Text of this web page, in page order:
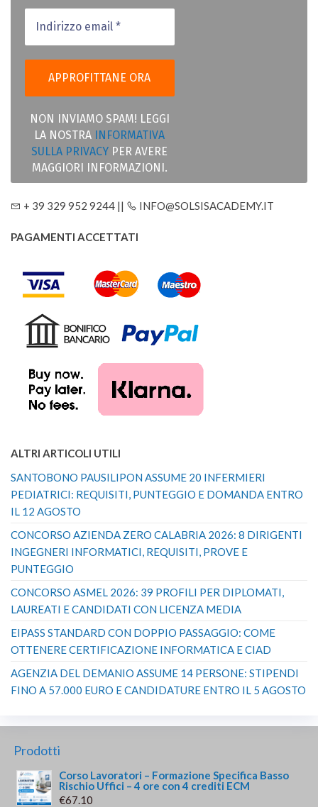
NON INVIAMO SPAM! LEGGI
LA NOSTRA INFORMATIVA
SULLA PRIVACY PER AVERE
MAGGIORI INFORMAZIONI.
+ 39 329 952 9244 || INFO@SOLSISACADEMY.IT
PAGAMENTI ACCETTATI
ALTRI ARTICOLI UTILI
SANTOBONO PAUSILIPON ASSUME 20 INFERMIERI
PEDIATRICI: REQUISITI, PUNTEGGIO E DOMANDA ENTRO
IL 12 AGOSTO
CONCORSO AZIENDA ZERO CALABRIA 2026: 8 DIRIGENTI
INGEGNERI INFORMATICI, REQUISITI, PROVE E
PUNTEGGIO
CONCORSO ASMEL 2026: 39 PROFILI PER DIPLOMATI,
LAUREATI E CANDIDATI CON LICENZA MEDIA
EIPASS STANDARD CON DOPPIO PASSAGGIO: COME
OTTENERE CERTIFICAZIONE INFORMATICA E CIAD
AGENZIA DEL DEMANIO ASSUME 14 PERSONE: STIPENDI
FINO A 57.000 EURO E CANDIDATURE ENTRO IL 5 AGOSTO
Prodotti
Corso Lavoratori – Formazione Specifica Basso
Rischio Uffici – 4 ore con 4 crediti ECM
€67.10